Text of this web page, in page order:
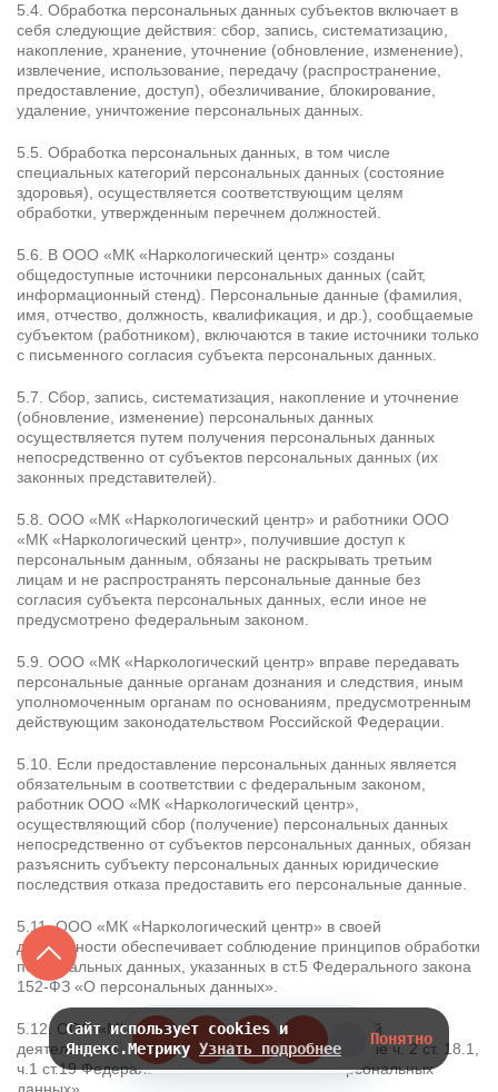
5.4. Обработка персональных данных субъектов включает в
себя следующие действия: сбор, запись, систематизацию,
накопление, хранение, уточнение (обновление, изменение),
извлечение, использование, передачу (распространение,
предоставление, доступ), обезличивание, блокирование,
удаление, уничтожение персональных данных.
5.5. Обработка персональных данных, в том числе
специальных категорий персональных данных (состояние
здоровья), осуществляется соответствующим целям
обработки, утвержденным перечнем должностей.
5.6. В ООО «МК «Наркологический центр» созданы
общедоступные источники персональных данных (сайт,
информационный стенд). Персональные данные (фамилия,
имя, отчество, должность, квалификация, и др.), сообщаемые
субъектом (работником), включаются в такие источники только
с письменного согласия субъекта персональных данных.
5.7. Сбор, запись, систематизация, накопление и уточнение
(обновление, изменение) персональных данных
осуществляется путем получения персональных данных
непосредственно от субъектов персональных данных (их
законных представителей).
5.8. ООО «МК «Наркологический центр» и работники ООО
«МК «Наркологический центр», получившие доступ к
персональным данным, обязаны не раскрывать третьим
лицам и не распространять персональные данные без
согласия субъекта персональных данных, если иное не
предусмотрено федеральным законом.
5.9. ООО «МК «Наркологический центр» вправе передавать
персональные данные органам дознания и следствия, иным
уполномоченным органам по основаниям, предусмотренным
действующим законодательством Российской Федерации.
5.10. Если предоставление персональных данных является
обязательным в соответствии с федеральным законом,
работник ООО «МК «Наркологический центр»,
осуществляющий сбор (получение) персональных данных
непосредственно от субъектов персональных данных, обязан
разъяснить субъекту персональных данных юридические
последствия отказа предоставить его персональные данные.
5.11. ООО «МК «Наркологический центр» в своей
деятельности обеспечивает соблюдение принципов обработки
персональных данных, указанных в ст.5 Федерального закона
152-ФЗ «О персональных данных».
5.12. ООО «МК «Наркологический центр» в своей
деятельности принимает меры, предусмотренные ч. 2 ст. 18.1,
ч.1 ст.19 Федерального закона 152-ФЗ «О персональных
Сайт использует cookies и
Яндекс.Метрику Узнать подробнее
Понятно